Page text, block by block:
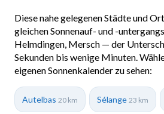
Diese nahe gelegenen Städte und
gleichen Sonnenauf- und -
Helmdingen, Mersch — der
Sekunden bis wenige Minuten.
eigenen Sonnenkalender zu sehen:
Autelbas 20 km Sélange 23 km